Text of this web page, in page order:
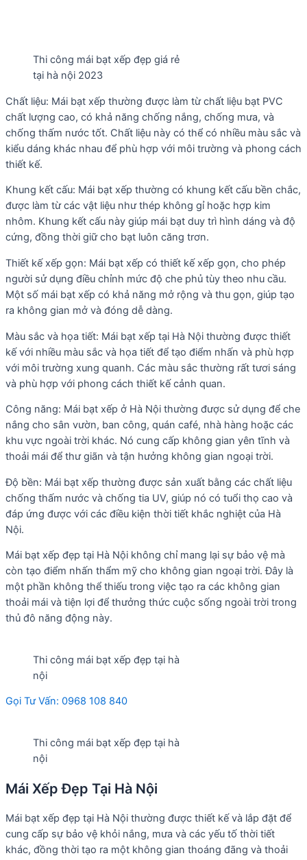
Thi công mái bạt xếp đẹp giá rẻ
tại hà nội 2023
Chất liệu: Mái bạt xếp thường được làm từ chất liệu bạt PVC
chất lượng cao, có khả năng chống nắng, chống mưa, và
chống thấm nước tốt. Chất liệu này có thể có nhiều màu sắc và
kiểu dáng khác nhau để phù hợp với môi trường và phong cách
thiết kế.
Khung kết cấu: Mái bạt xếp thường có khung kết cấu bền chắc,
được làm từ các vật liệu như thép không gỉ hoặc hợp kim
nhôm. Khung kết cấu này giúp mái bạt duy trì hình dáng và độ
cứng, đồng thời giữ cho bạt luôn căng trơn.
Thiết kế xếp gọn: Mái bạt xếp có thiết kế xếp gọn, cho phép
người sử dụng điều chỉnh mức độ che phủ tùy theo nhu cầu.
Một số mái bạt xếp có khả năng mở rộng và thu gọn, giúp tạo
ra không gian mở và đóng dễ dàng.
Màu sắc và họa tiết: Mái bạt xếp tại Hà Nội thường được thiết
kế với nhiều màu sắc và họa tiết để tạo điểm nhấn và phù hợp
với môi trường xung quanh. Các màu sắc thường rất tươi sáng
và phù hợp với phong cách thiết kế cảnh quan.
Công năng: Mái bạt xếp ở Hà Nội thường được sử dụng để che
nắng cho sân vườn, ban công, quán café, nhà hàng hoặc các
khu vực ngoài trời khác. Nó cung cấp không gian yên tĩnh và
thoải mái để thư giãn và tận hưởng không gian ngoại trời.
Độ bền: Mái bạt xếp thường được sản xuất bằng các chất liệu
chống thấm nước và chống tia UV, giúp nó có tuổi thọ cao và
đáp ứng được với các điều kiện thời tiết khắc nghiệt của Hà
Nội.
Mái bạt xếp đẹp tại Hà Nội không chỉ mang lại sự bảo vệ mà
còn tạo điểm nhấn thẩm mỹ cho không gian ngoại trời. Đây là
một phần không thể thiếu trong việc tạo ra các không gian
thoải mái và tiện lợi để thưởng thức cuộc sống ngoài trời trong
thủ đô năng động này.
Thi công mái bạt xếp đẹp tại hà
nội
Gọi Tư Vấn: 0968 108 840
Thi công mái bạt xếp đẹp tại hà
nội
Mái Xếp Đẹp Tại Hà Nội
Mái bạt xếp đẹp tại Hà Nội thường được thiết kế và lắp đặt để
cung cấp sự bảo vệ khỏi nắng, mưa và các yếu tố thời tiết
khác, đồng thời tạo ra một không gian thoáng đãng và thoải